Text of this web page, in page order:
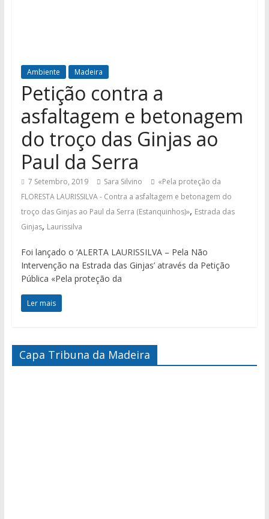
Ambiente Madeira
Petição contra a
asfaltagem e betonagem
do troço das Ginjas ao
Paul da Serra
7 Setembro, 2019 Sara Silvino
«Pela proteção da
FLORESTA LAURISSILVA - Contra a asfaltagem e betonagem do
troço das Ginjas ao Paul da Serra (Estanquinhos)», Estrada das
Ginjas, Laurissilva
Foi lançado o ‘ALERTA LAURISSILVA – Pela Não
Intervenção na Estrada das Ginjas’ através da Petição
Pública «Pela proteção da
Ler mais
Capa Tribuna da Madeira